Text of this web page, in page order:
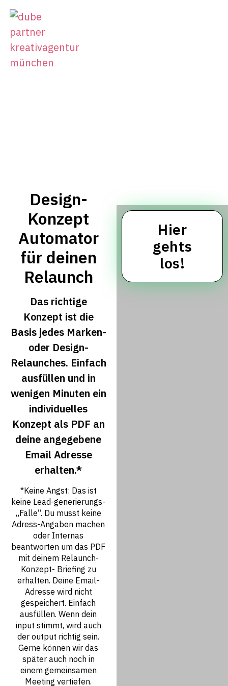
Design-
Konzept
Automator
für deinen
Relaunch
Das richtige
Konzept ist die
Basis jedes Marken-
oder Design-
Relaunches. Einfach
ausfüllen und in
wenigen Minuten ein
individuelles
Konzept als PDF an
deine angegebene
Email Adresse
erhalten.*
*Keine Angst: Das ist
keine Lead-generierungs-
„Falle“. Du musst keine
Adress-Angaben machen
oder Internas
beantworten um das PDF
mit deinem Relaunch-
Konzept- Briefing zu
erhalten. Deine Email-
Adresse wird nicht
gespeichert. Einfach
ausfüllen. Wenn dein
input stimmt, wird auch
der output richtig sein.
Gerne können wir das
später auch noch in
einem gemeinsamen
Meeting vertiefen.
Hier
gehts
los!